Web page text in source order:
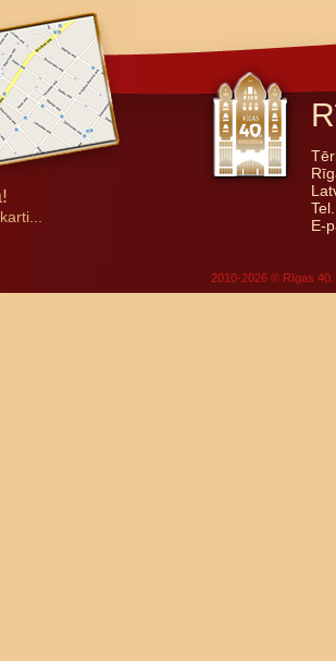
E-
2010-2026 © Rīgas